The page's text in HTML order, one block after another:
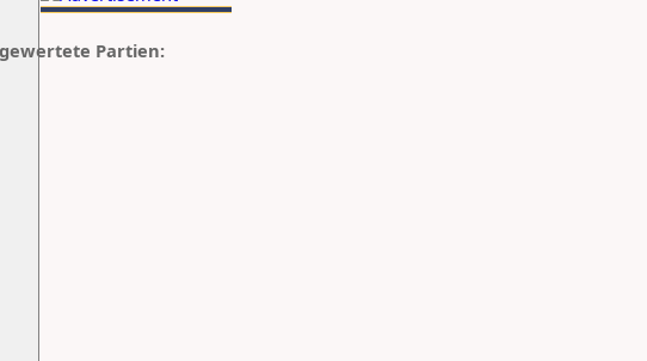
gewertete Partien: